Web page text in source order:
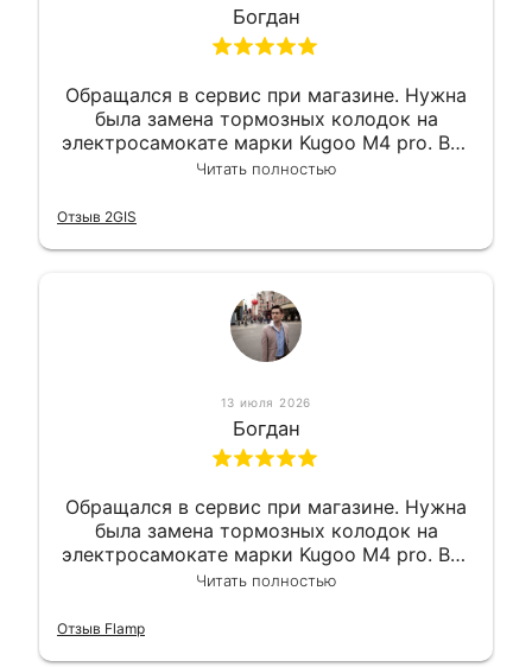
Богдан
Обращался в сервис при магазине. Нужна
была замена тормозных колодок на
электросамокате марки Kugoo M4 pro. Всё
сделали в лучшем виде и в максимально
гарантии, поэтому и обратился в этот
Читать полностью
Отзыв 2GIS
13 июля 2026
Богдан
Обращался в сервис при магазине. Нужна
была замена тормозных колодок на
электросамокате марки Kugoo M4 pro. Всё
сделали в лучшем виде и в максимально
гарантии, поэтому и обратился в этот
Читать полностью
Отзыв Flamp